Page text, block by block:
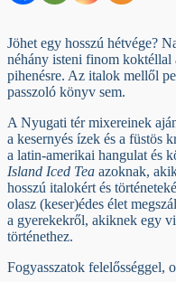
Jöhet egy hosszú hétvége?
néhány isteni finom
pihenésre. Az italok mellől
passzoló könyv sem.
A Nyugati tér mixereinek
a kesernyés ízek és a füstös
a latin-amerikai hangulat és
Island Iced Tea azoknak,
hosszú italokért és
olasz (keser)édes élet
a gyerekekről, akiknek egy
történethez.
Fogyasszatok felelősséggel,